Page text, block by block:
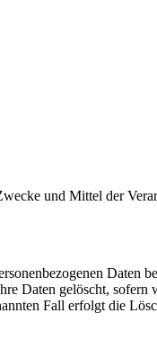
und Mittel der
Daten gelöscht,
Fall erfolgt die